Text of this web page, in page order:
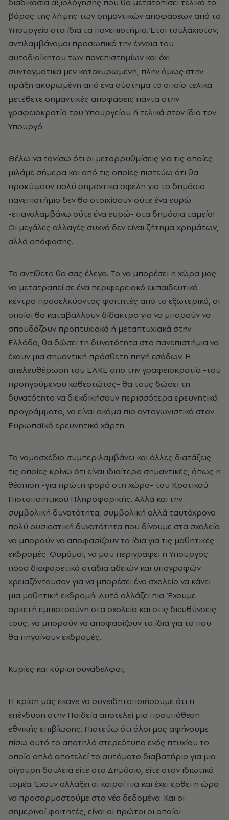
βάρος της λήψης των σημαντικών αποφάσεων από το
Υπουργείο στα ίδια τα πανεπιστήμια. Έτσι τουλάχιστον,
αντιλαμβάνομαι προσωπικά την έννοια του
αυτοδιοίκητου των πανεπιστημίων και όχι
συνταγματικά μεν κατοχυρωμένη, πλην όμως στην
πράξη ακυρωμένη από ένα σύστημα το οποίο τελικά
μετέθετε σημαντικές αποφάσεις πάντα στην
γραφειοκρατία του Υπουργείου ή τελικά στον ίδιο τον
Υπουργό.
Θέλω να τονίσω ότι οι μεταρρυθμίσεις για τις οποίες
μιλάμε σήμερα και από τις οποίες πιστεύω ότι θα
προκύψουν πολύ σημαντικά οφέλη για το δημόσιο
πανεπιστήμιο δεν θα στοιχίσουν ούτε ένα ευρώ
-επαναλαμβάνω ούτε ένα ευρώ- στα δημόσια ταμεία!
Οι μεγάλες αλλαγές συχνά δεν είναι ζήτημα χρημάτων,
αλλά απόφασης.
Το αντίθετο θα σας έλεγα. Το να μπορέσει η χώρα μας
να μετατραπεί σε ένα περιφερειακό εκπαιδευτικό
κέντρο προσελκύοντας φοιτητές από το εξωτερικό, οι
οποίοι θα καταβάλλουν δίδακτρα για να μπορούν να
σπουδάζουν προπτυχιακά ή μεταπτυχιακά στην
Ελλάδα, θα δώσει τη δυνατότητα στα πανεπιστήμια να
έχουν μια σημαντική πρόσθετη πηγή εσόδων. Η
απελευθέρωση του ΕΛΚΕ από την γραφειοκρατία -του
προηγούμενου καθεστώτος- θα τους δώσει τη
δυνατότητα να διεκδικήσουν περισσότερα ερευνητικά
προγράμματα, να είναι ακόμα πιο ανταγωνιστικά στον
Ευρωπαϊκό ερευνητικό χάρτη.
Το νομοσχέδιο συμπεριλαμβάνει και άλλες διατάξεις
τις οποίες κρίνω ότι είναι ιδιαίτερα σημαντικές, όπως η
θέσπιση -για πρώτη φορά στη χώρα- του Κρατικού
Πιστοποιητικού Πληροφορικής. Αλλά και την
συμβολική δυνατότητα, συμβολική αλλά ταυτόχρονα
πολύ ουσιαστική δυνατότητα που δίνουμε στα σχολεία
να μπορούν να αποφασίζουν τα ίδια για τις μαθητικές
εκδρομές. Θυμάμαι, να μου περιγράφει η Υπουργός
πόσα διαφορετικά στάδια αδειών και υπογραφών
χρειαζόντουσαν για να μπορέσει ένα σχολείο να κάνει
μια μαθητική εκδρομή. Αυτό αλλάζει πια. Έχουμε
αρκετή εμπιστοσύνη στα σχολεία και στις διευθύνσεις
τους, να μπορούν να αποφασίζουν τα ίδια για το που
θα πηγαίνουν εκδρομές.
Κυρίες και κύριοι συνάδελφοι,
Η κρίση μάς έκανε να συνειδητοποιήσουμε ότι η
επένδυση στην Παιδεία αποτελεί μια προϋπόθεση
εθνικής επιβίωσης. Πιστεύω ότι όλοι μας αφήνουμε
πίσω αυτό το απατηλό στερεότυπο ενός πτυχίου το
οποίο απλά αποτελεί το αυτόματο διαβατήριο για μια
σίγουρη δουλειά είτε στο Δημόσιο, είτε στον ιδιωτικό
τομέα. Έχουν αλλάξει οι καιροί πια και έχει έρθει η ώρα
να προσαρμοστούμε στα νέα δεδομένα. Και οι
σημερινοί φοιτητές, είναι οι πρώτοι οι οποίοι